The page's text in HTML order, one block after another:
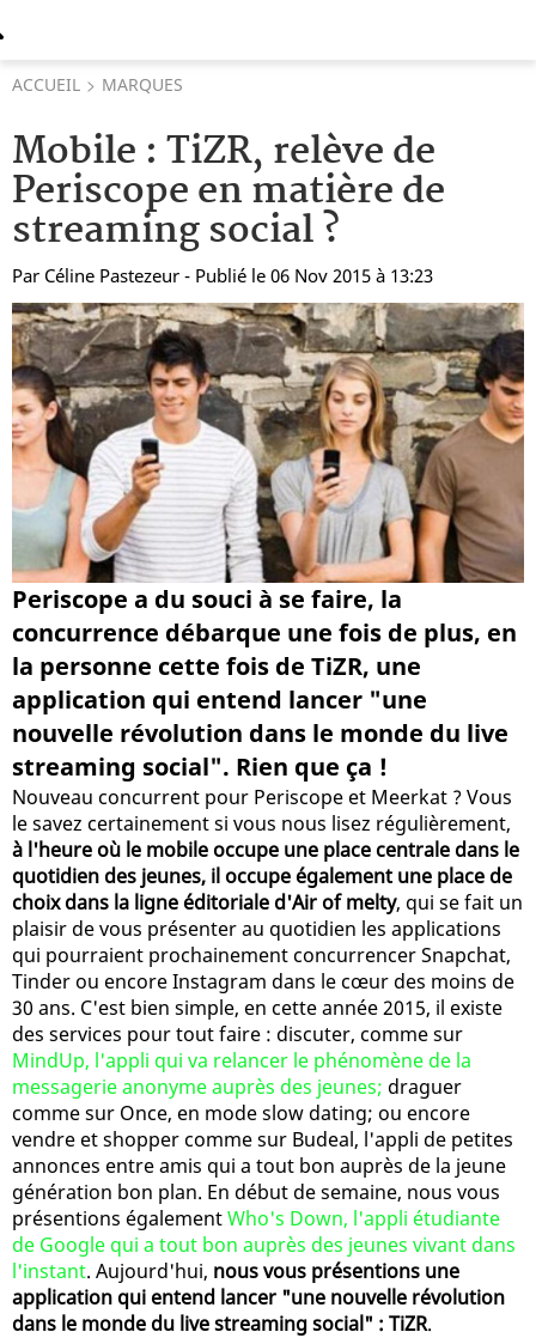
ACCUEIL MARQUES
Mobile : TiZR, relève de
Periscope en matière de
streaming social ?
Par Céline Pastezeur - Publié le 06 Nov 2015 à 13:23
Periscope a du souci à se faire, la
concurrence débarque une fois de plus, en
la personne cette fois de TiZR, une
application qui entend lancer "une
nouvelle révolution dans le monde du live
streaming social". Rien que ça !
Nouveau concurrent pour Periscope et Meerkat ? Vous
le savez certainement si vous nous lisez régulièrement,
à l'heure où le mobile occupe une place centrale dans le
quotidien des jeunes, il occupe également une place de
choix dans la ligne éditoriale d'Air of melty, qui se fait un
plaisir de vous présenter au quotidien les applications
qui pourraient prochainement concurrencer Snapchat,
Tinder ou encore Instagram dans le cœur des moins de
30 ans. C'est bien simple, en cette année 2015, il existe
des services pour tout faire : discuter, comme sur
MindUp, l'appli qui va relancer le phénomène de la
messagerie anonyme auprès des jeunes; draguer
comme sur Once, en mode slow dating; ou encore
vendre et shopper comme sur Budeal, l'appli de petites
annonces entre amis qui a tout bon auprès de la jeune
génération bon plan. En début de semaine, nous vous
présentions égalementWho's Down, l'appli étudiante
de Google qui a tout bon auprès des jeunes vivant dans
l'instant. Aujourd'hui, nous vous présentions une
application qui entend lancer "une nouvelle révolution
dans le monde du live streaming social" : TiZR.